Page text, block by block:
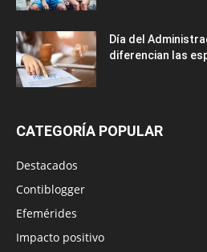
Día del
diferencian las
CATEGORÍA POPULAR
Destacados
Contiblogger
Efemérides
Impacto positivo